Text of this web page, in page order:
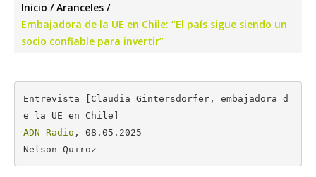
Inicio
Aranceles
Embajadora de la UE en Chile: “El país sigue siendo un
socio confiable para invertir”
Entrevista [Claudia Gintersdorfer, embajadora d
ADN Radio , 08.05.2025
Nelson Quiroz